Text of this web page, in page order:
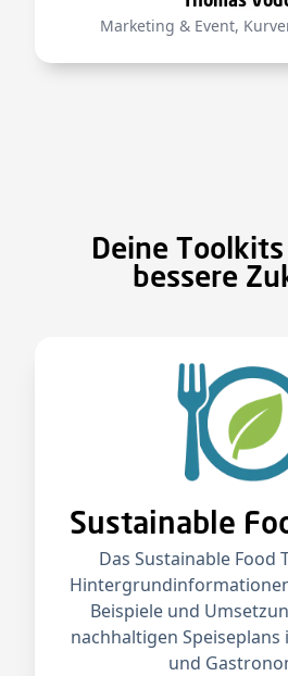
Marketing & Event,
Deine
bessere
Sustainable
Das Sustainable Food
Beispiele und
nachhaltigen
und